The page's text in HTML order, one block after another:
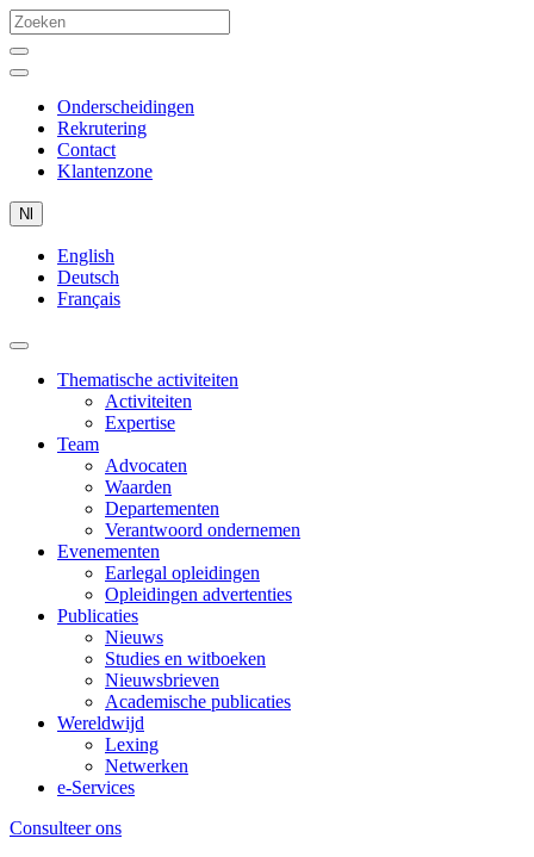
Onderscheidingen
Rekrutering
Contact
Klantenzone
Nl
English
Deutsch
Français
Thematische activiteiten
Activiteiten
Expertise
Team
Advocaten
Waarden
Departementen
Verantwoord ondernemen
Evenementen
Earlegal opleidingen
Opleidingen advertenties
Publicaties
Nieuws
Studies en witboeken
Nieuwsbrieven
Academische publicaties
Wereldwijd
Lexing
Netwerken
e-Services
Consulteer ons